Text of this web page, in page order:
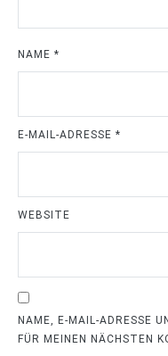
NAME *
E-MAIL-ADRESSE *
WEBSITE
NAME, E-MAIL-ADRESSE
FÜR MEINEN NÄCHSTEN